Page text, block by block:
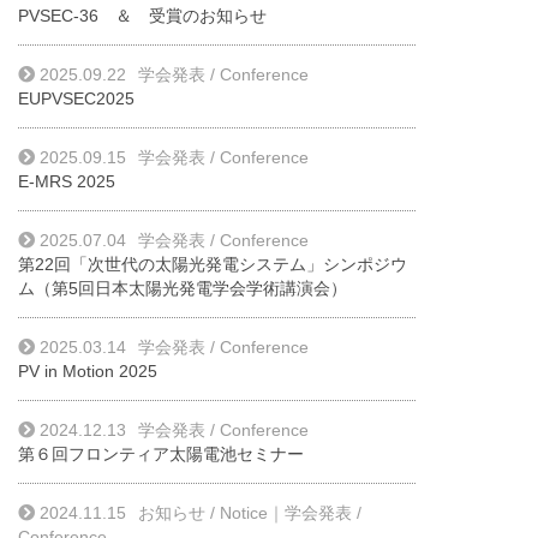
PVSEC-36 ＆ 受賞のお知らせ
2025.09.22
学会発表 / Conference
EUPVSEC2025
2025.09.15
学会発表 / Conference
E-MRS 2025
2025.07.04
学会発表 / Conference
第22回「次世代の太陽光発電システム」シンポジウ
ム（第5回日本太陽光発電学会学術講演会）
2025.03.14
学会発表 / Conference
PV in Motion 2025
2024.12.13
学会発表 / Conference
第６回フロンティア太陽電池セミナー
2024.11.15 お知らせ / Notice ｜学会発表 /